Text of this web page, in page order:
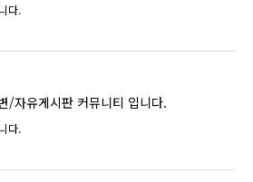
다.
/자유게시판 커뮤니티 입니다.
다.